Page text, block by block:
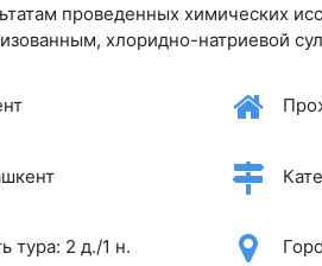
проведенных химических
хлоридно-натриевой
тура: 2 д./1 н.